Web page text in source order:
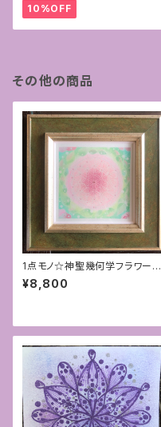
10%OFF
その他の商品
1点モノ☆神聖幾何学フラワーオ
ブライフアート＊額装済み原画
「母性あふるる」
¥8,800